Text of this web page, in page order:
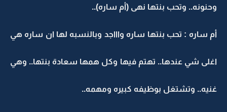
وحنونه.. وتحب بنتها نهى (أم ساره)..
أم ساره : تحب بنتها ساره واااجد وبالنسبه لها ان ساره هي
اغلى شي عندها.. تهتم فيها وكل همها سعادة بنتها.. وهي
غنيه.. وتشتغل بوظيفه كبيره ومهمه..